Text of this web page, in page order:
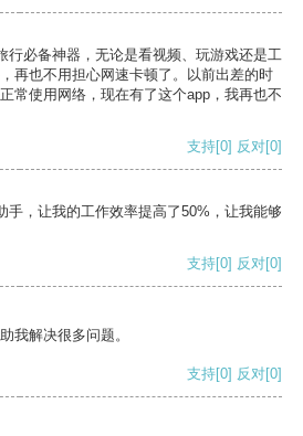
行必备神器，无论是看视频、玩游戏还是工
再也不用担心网速卡顿了。以前出差的时
常使用网络，现在有了这个app，我再也不
支持[0] 反对[0]
手，让我的工作效率提高了50%，让我能够
支持[0] 反对[0]
我解决很多问题。
支持[0] 反对[0]